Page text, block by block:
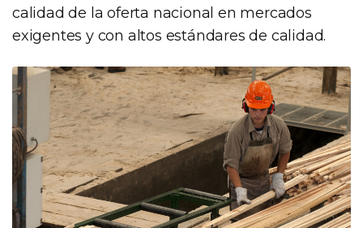
calidad de la oferta nacional en mercados
exigentes y con altos estándares de calidad.